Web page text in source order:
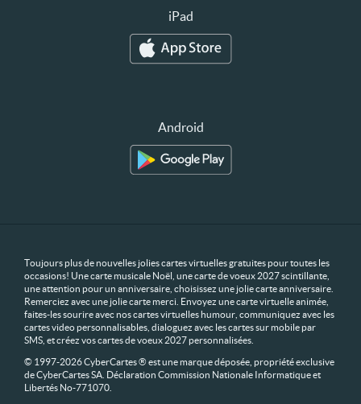
iPad
Android
Toujours plus de nouvelles jolies cartes virtuelles gratuites pour toutes les
occasions! Une carte musicale Noël, une carte de voeux 2027 scintillante,
une attention pour un anniversaire, choisissez une jolie carte anniversaire.
Remerciez avec une jolie carte merci. Envoyez une carte virtuelle animée,
faites-les sourire avec nos cartes virtuelles humour, communiquez avec les
cartes video personnalisables, dialoguez avec les cartes sur mobile par
SMS, et créez vos cartes de voeux 2027 personnalisées.
© 1997-2026 CyberCartes ® est une marque déposée, propriété exclusive
de CyberCartes SA. Déclaration Commission Nationale Informatique et
Libertés No-771070.